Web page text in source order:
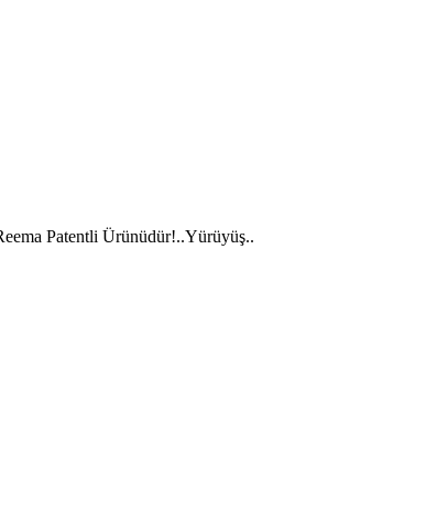
Patentli Ürünüdür!..Yürüyüş..